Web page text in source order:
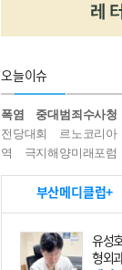
오늘이슈
폭염 중대범죄수사청
전당대회
르노코리아
역
극지해양미래포럼
부산메디클럽+
장민
하루